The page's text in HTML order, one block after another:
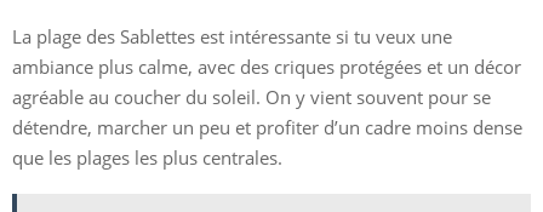
La plage des Sablettes est intéressante si tu veux une
ambiance plus calme, avec des criques protégées et un décor
agréable au coucher du soleil. On y vient souvent pour se
détendre, marcher un peu et profiter d’un cadre moins dense
que les plages les plus centrales.